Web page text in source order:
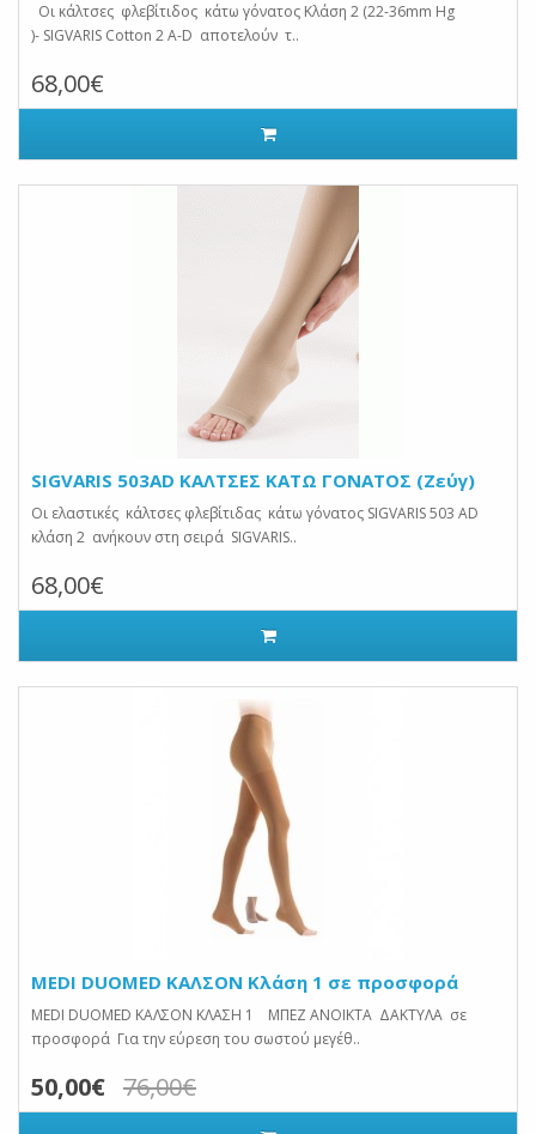
Οι κάλτσες φλεβίτιδος κάτω γόνατος Κλάση 2 (22-36mm Hg
)- SIGVARIS Cotton 2 A-D αποτελούν τ..
68,00€
SIGVARIS 503AD ΚΑΛΤΣΕΣ ΚΑΤΩ ΓΟΝΑΤΟΣ (Ζεύγ)
Οι ελαστικές κάλτσες φλεβίτιδας κάτω γόνατος SIGVARIS 503 AD
κλάση 2 ανήκουν στη σειρά SIGVARIS..
68,00€
MEDI DUOMED ΚΑΛΣΟΝ Κλάση 1 σε προσφορά
MEDI DUOMED ΚΑΛΣΟΝ ΚΛΑΣΗ 1 ΜΠΕΖ ΑΝΟΙΚΤΑ ΔΑΚΤΥΛΑ σε
προσφορά Για την εύρεση του σωστού μεγέθ..
50,00€ 76,00€